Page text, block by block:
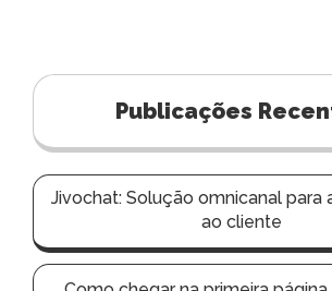
e
a
ç
o
p
Publicações
Jivochat: Solução omnicanal para
ao cliente